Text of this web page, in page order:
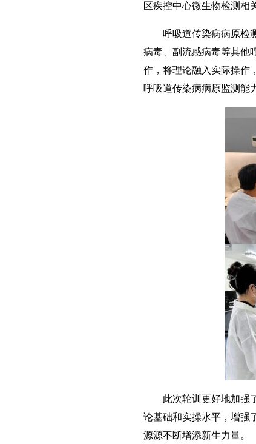
区疾控中心微生物检测相
呼吸道传染病病原检测
病毒、副流感病毒等其他
作，将理论融入实际操作
呼吸道传染病病原监测能
此次轮训更好地加强了
论基础和实操水平，增强
源源不断增添新生力量。